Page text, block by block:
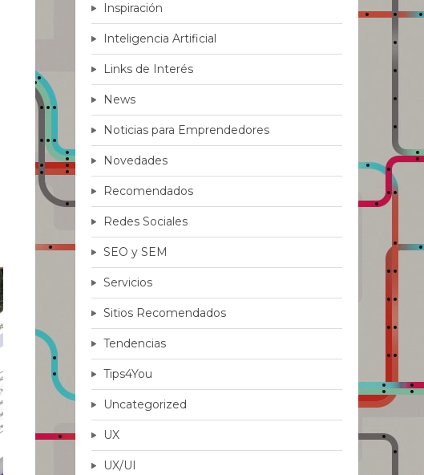
Inspiración
Inteligencia Artificial
Links de Interés
News
Noticias para Emprendedores
Novedades
Recomendados
Redes Sociales
SEO y SEM
Servicios
Sitios Recomendados
Tendencias
Tips4You
Uncategorized
UX
UX/UI